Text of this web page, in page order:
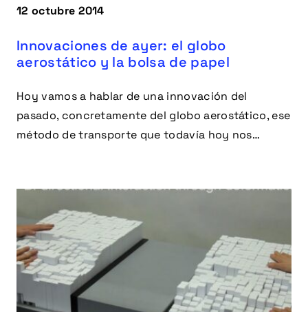
12 octubre 2014
Innovaciones de ayer: el globo
aerostático y la bolsa de papel
Hoy vamos a hablar de una innovación del
pasado, concretamente del globo aerostático, ese
método de transporte que todavía hoy nos